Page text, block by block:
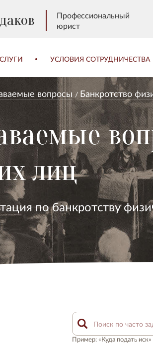
Профессиональный
юрист
УСЛОВИЯ СОТРУДНИЧЕСТВА
вопросы Банкротство
лиц
по банкротству
Пример: «Куда подать иск»